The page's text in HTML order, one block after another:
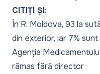
CITIȚI ȘI:
În R. Moldova, 93 la
din exterior, iar 7%
Agenția
rămas fără director